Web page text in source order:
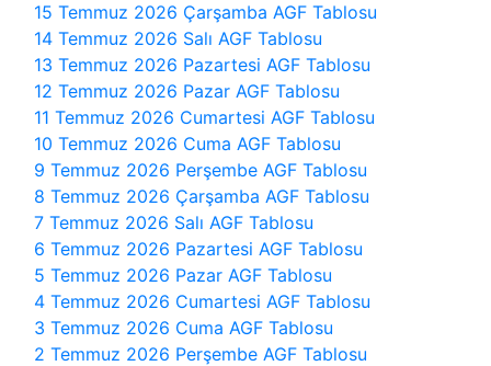
15 Temmuz 2026 Çarşamba AGF Tablosu
14 Temmuz 2026 Salı AGF Tablosu
13 Temmuz 2026 Pazartesi AGF Tablosu
12 Temmuz 2026 Pazar AGF Tablosu
11 Temmuz 2026 Cumartesi AGF Tablosu
10 Temmuz 2026 Cuma AGF Tablosu
9 Temmuz 2026 Perşembe AGF Tablosu
8 Temmuz 2026 Çarşamba AGF Tablosu
7 Temmuz 2026 Salı AGF Tablosu
6 Temmuz 2026 Pazartesi AGF Tablosu
5 Temmuz 2026 Pazar AGF Tablosu
4 Temmuz 2026 Cumartesi AGF Tablosu
3 Temmuz 2026 Cuma AGF Tablosu
2 Temmuz 2026 Perşembe AGF Tablosu